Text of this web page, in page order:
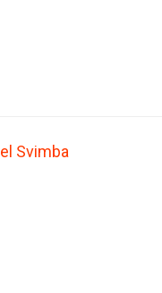
Svimba